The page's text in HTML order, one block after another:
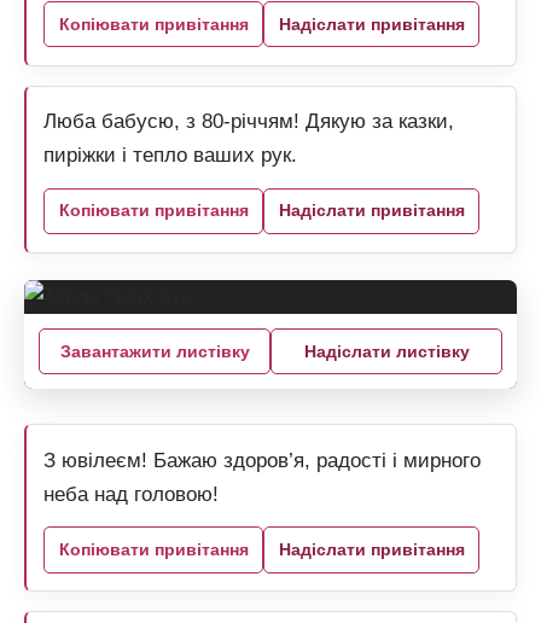
Копіювати привітання Надіслати привітання
Люба бабусю, з 80-річчям! Дякую за казки,
пиріжки і тепло ваших рук.
Копіювати привітання Надіслати привітання
Завантажити листівку Надіслати листівку
З ювілеєм! Бажаю здоров’я, радості і мирного
неба над головою!
Копіювати привітання Надіслати привітання